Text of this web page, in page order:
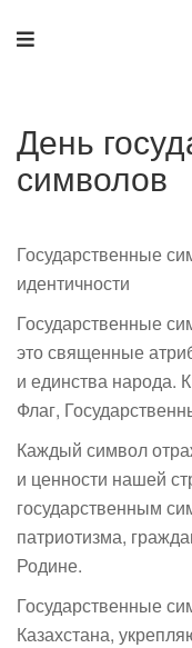
День
символов
Государственные
идентичности
Государственные
это священные
и единства народа.
Флаг,
Каждый символ
и ценности нашей
государственным
патриотизма,
Родине.
Государственные
Казахстана,